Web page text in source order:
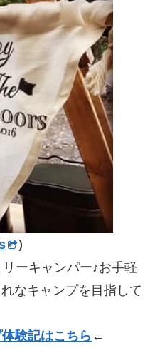
）
ーキャンパー♪お手軽
なキャンプを目指して
験記はこちら ←